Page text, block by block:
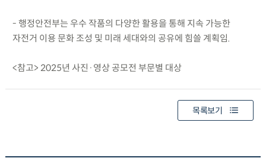
- 행정안전부는 우수 작품의 다양한 활용을 통해 지속 가능한
자전거 이용 문화 조성 및 미래 세대와의 공유에 힘쓸 계획임.
<참고> 2025년 사진·영상 공모전 부문별 대상
목록보기